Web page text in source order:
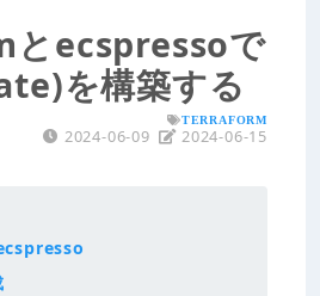
ecspressoで
を構築する
TERRAFORM
2024-06-09 2024-06-15